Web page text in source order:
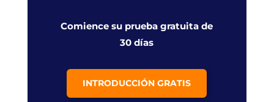
Comience su prueba gratuita de
30 días
INTRODUCCIÓN GRATIS